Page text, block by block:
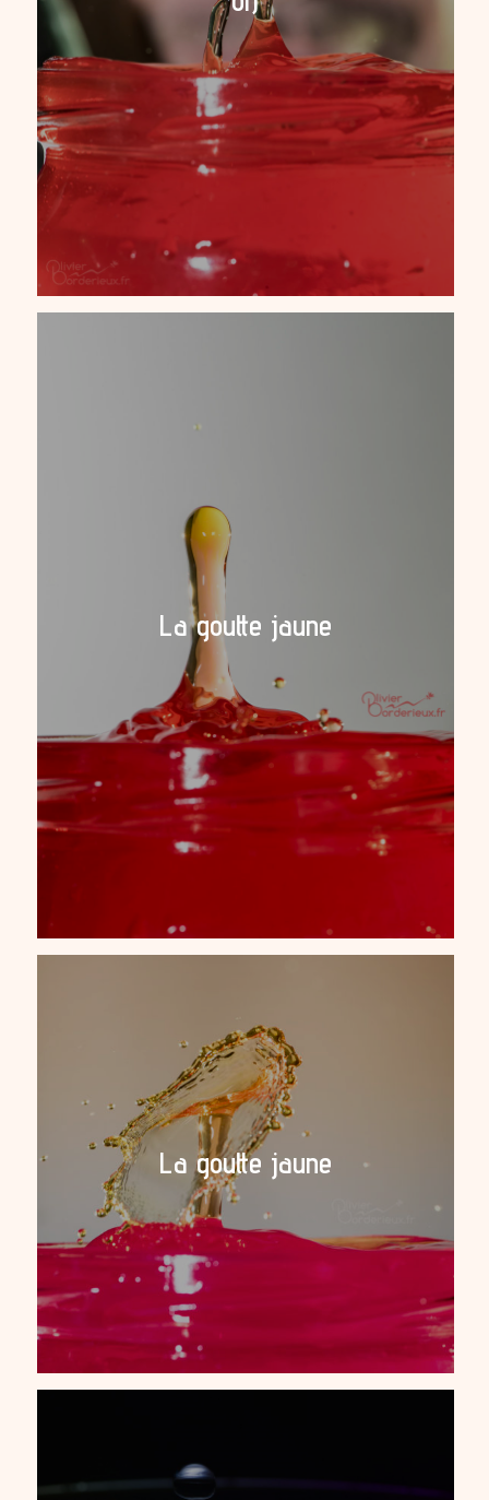
La goutte jaune
La goutte jaune